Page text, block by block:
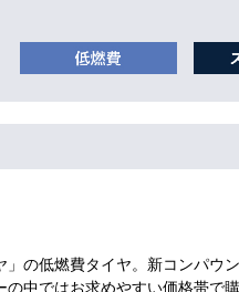
の低燃費タイヤ。新コンパ
中ではお求めやすい価格帯で